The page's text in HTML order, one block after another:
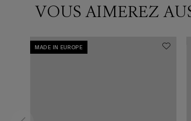
VOUS AIMEREZ
MADE IN EUROPE